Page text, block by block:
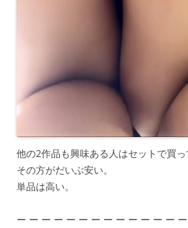
他の2作品も興味ある人はセットで買っ
その方がだいぶ安い。
単品は高い。
ー ー ー ー ー ー ー ー ー ー ー ー ー